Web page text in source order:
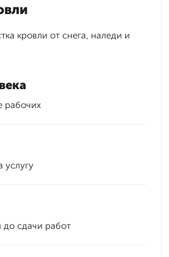
кровли от снега, наледи и
рабочих
услугу
до сдачи работ